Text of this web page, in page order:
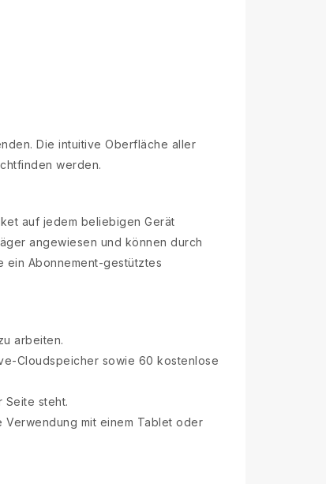
Die intuitive Oberfläche aller
werden.
auf jedem beliebigen Gerät
angewiesen und können durch
ein Abonnement-gestütztes
arbeiten.
Cloudspeicher sowie 60 kostenlose
Seite steht.
mit einem Tablet oder